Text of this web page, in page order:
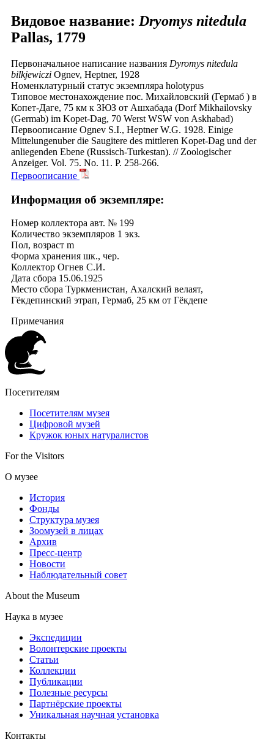
Видовое название: Dryomys nitedula
Pallas, 1779
Первоначальное написание названия Dyromys nitedula
bilkjewiczi Ognev, Heptner, 1928
Номенклатурный статус экземпляра holotypus
Типовое местонахождение пос. Михайловский (Гермаб ) в
Копет-Даге, 75 км к ЗЮЗ от Ашхабада (Dorf Mikhailovsky
(Germab) im Kopet-Dag, 70 Werst WSW von Askhabad)
Первоописание Ognev S.I., Heptner W.G. 1928. Einige
Mittelungenuber die Saugitere des mittleren Kopet-Dag und der
anliegenden Ebene (Russisch-Turkestan). // Zoologischer
Anzeiger. Vol. 75. No. 11. P. 258-266.
Первоописание
Информация об экземпляре:
Номер коллектора авт. № 199
Количество экземпляров 1 экз.
Пол, возраст m
Форма хранения шк., чер.
Коллектор Огнев С.И.
Дата сбора 15.06.1925
Место сбора Туркменистан, Ахалский велаят,
Гёкдепинский этрап, Гермаб, 25 км от Гёкдепе
Примечания
Посетителям
Посетителям музея
Цифровой музей
Кружок юных натуралистов
For the Visitors
О музее
История
Фонды
Структура музея
Зоомузей в лицах
Архив
Пресс-центр
Новости
Наблюдательный совет
About the Museum
Наука в музее
Экспедиции
Волонтерские проекты
Статьи
Коллекции
Публикации
Полезные ресурсы
Партнёрские проекты
Уникальная научная установка
Контакты